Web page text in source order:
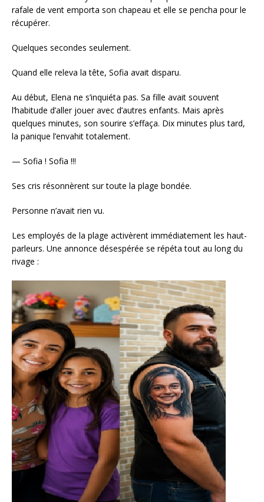
rafale de vent emporta son chapeau et elle se pencha pour le
récupérer.
Quelques secondes seulement.
Quand elle releva la tête, Sofia avait disparu.
Au début, Elena ne s’inquiéta pas. Sa fille avait souvent
l’habitude d’aller jouer avec d’autres enfants. Mais après
quelques minutes, son sourire s’effaça. Dix minutes plus tard,
la panique l’envahit totalement.
— Sofia ! Sofia !!!
Ses cris résonnèrent sur toute la plage bondée.
Personne n’avait rien vu.
Les employés de la plage activèrent immédiatement les haut-
parleurs. Une annonce désespérée se répéta tout au long du
rivage :